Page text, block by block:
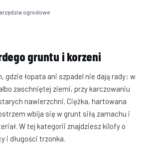
ogrodowe
gruntu i korzeni
gdzie łopata ani szpadel nie dają rady: w
zaschniętej ziemi, przy karczowaniu
nawierzchni. Ciężka, hartowana
wbija się w grunt siłą zamachu i
W tej kategorii znajdziesz kilofy o
i długości trzonka.